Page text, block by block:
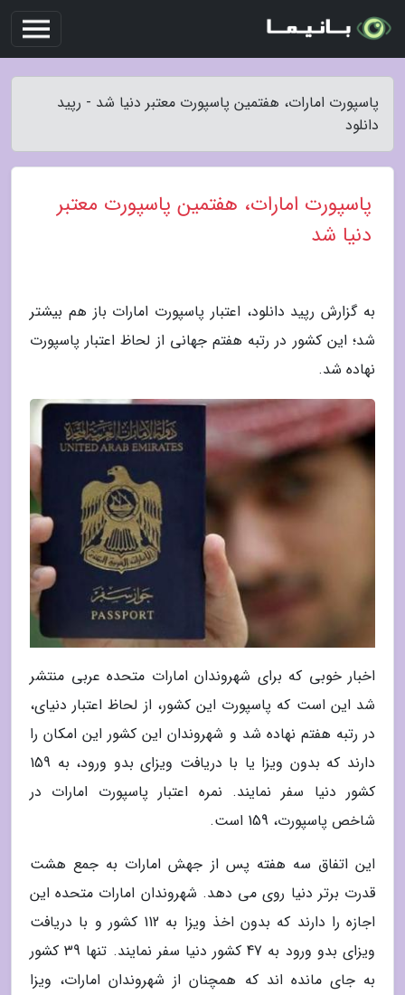
پاسپورت امارات، هفتمین پاسپورت معتبر دنیا شد - رپید
دانلود
پاسپورت امارات، هفتمین پاسپورت معتبر
دنیا شد
به گزارش رپید دانلود، اعتبار پاسپورت امارات باز هم بیشتر
شد؛ این کشور در رتبه هفتم جهانی از لحاظ اعتبار پاسپورت
نهاده شد.
اخبار خوبی که برای شهروندان امارات متحده عربی منتشر
شد این است که پاسپورت این کشور، از لحاظ اعتبار دنیای،
در رتبه هفتم نهاده شد و شهروندان این کشور این امکان را
دارند که بدون ویزا یا با دریافت ویزای بدو ورود، به 159
کشور دنیا سفر نمایند. نمره اعتبار پاسپورت امارات در
شاخص پاسپورت، 159 است.
این اتفاق سه هفته پس از جهش امارات به جمع هشت
قدرت برتر دنیا روی می دهد. شهروندان امارات متحده این
اجازه را دارند که بدون اخذ ویزا به 112 کشور و با دریافت
ویزای بدو ورود به 47 کشور دنیا سفر نمایند. تنها 39 کشور
به جای مانده اند که همچنان از شهروندان امارات، ویزا